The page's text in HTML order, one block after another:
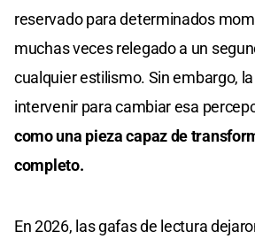
reservado para determinados
muchas veces relegado a un
cualquier estilismo. Sin embargo, la
intervenir para cambiar esa
como una pieza capaz de
completo.
En 2026, las gafas de lectura